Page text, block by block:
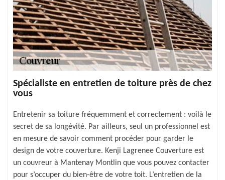
Spécialiste en entretien de toiture près de chez
vous
Entretenir sa toiture fréquemment et correctement : voilà le
secret de sa longévité. Par ailleurs, seul un professionnel est
en mesure de savoir comment procéder pour garder le
design de votre couverture. Kenji Lagrenee Couverture est
un couvreur à Mantenay Montlin que vous pouvez contacter
pour s’occuper du bien-être de votre toit. L’entretien de la